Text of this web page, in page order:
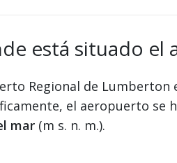
está situado el
Regional de Lumberton
el aeropuerto se
mar (m s. n. m.).